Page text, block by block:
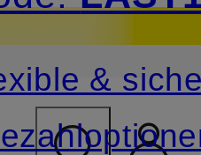
&